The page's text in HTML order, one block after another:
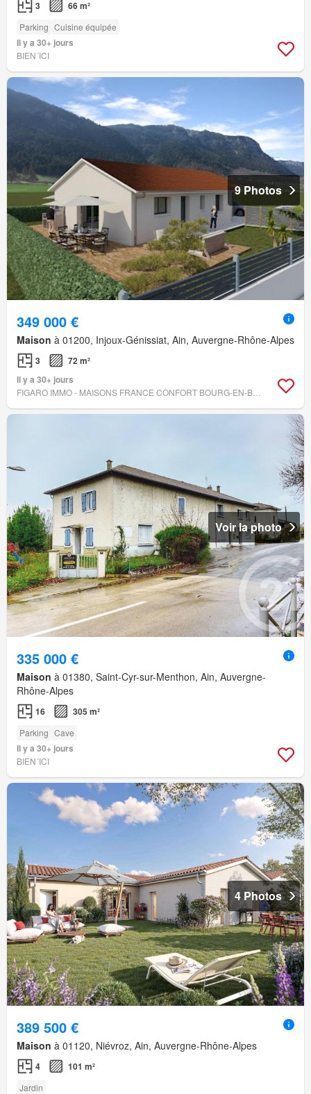
3 66 m²
Parking Cuisine équipée
Il y a 30+ jours
BIEN´ICI
9 Photos
349 000 €
Maison à 01200, Injoux-Génissiat, Ain, Auvergne-Rhône-Alpes
3
72 m²
Il y a 30+ jours
Voir la photo
335 000 €
Maison à 01380, Saint-Cyr-sur-Menthon, Ain, Auvergne-
Rhône-Alpes
16 305 m²
Parking Cave
Il y a 30+ jours
BIEN´ICI
4 Photos
389 500 €
Maison à 01120, Niévroz, Ain, Auvergne-Rhône-Alpes
4 101 m²
Jardin